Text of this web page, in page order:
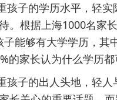
子的学历水平，轻实
。根据上海1000名家
子能够有大学学历，其
的家长认为什么学历都
子的出人头地，轻人